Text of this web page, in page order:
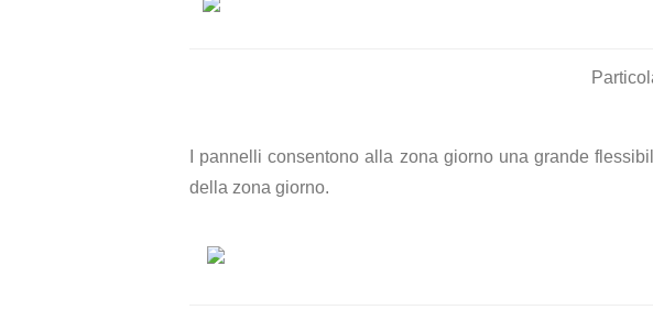
I pannelli consentono alla zona giorno una grande
della zona giorno.